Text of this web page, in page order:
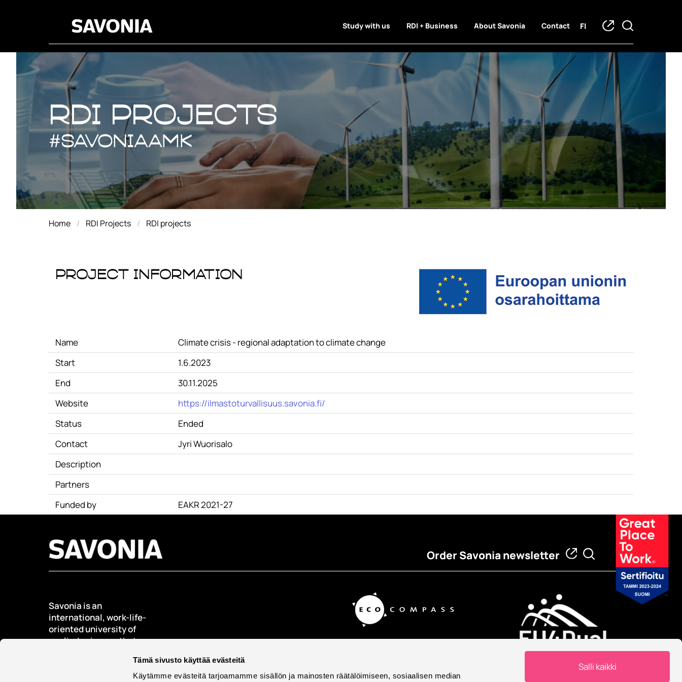
Tämä sivusto käyttää evästeitä
Käytämme evästeitä tarjoamamme sisällön ja mainosten räätälöimiseen, sosiaalisen median
Salli kaikki
Study with us RDI + Business About Savonia Contact FI
RDI projects
RDI projects
#savoniaAMK
Home RDI Projects RDI projects
Project Information
Name
Climate crisis - regional adaptation to climate change
Start
1.6.2023
End
30.11.2025
Website
https://ilmastoturvallisuus.savonia.fi/
Status
Ended
Contact
Jyri Wuorisalo
Description
Partners
Funded by
EAKR 2021-27
Order Savonia newsletter
Savonia is an
international, work-life-
oriented university of
applied sciences that
develops, and innovates.
European University